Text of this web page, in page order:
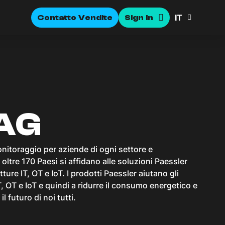
Contatto Vendite Sign In IT
per aziende di ogni settore e
170 Paesi si affidano alle soluzioni Paessler
IT, OT e IoT. I prodotti Paessler aiutano gli
e IoT e quindi a ridurre il consumo energetico e
il futuro di noi tutti.